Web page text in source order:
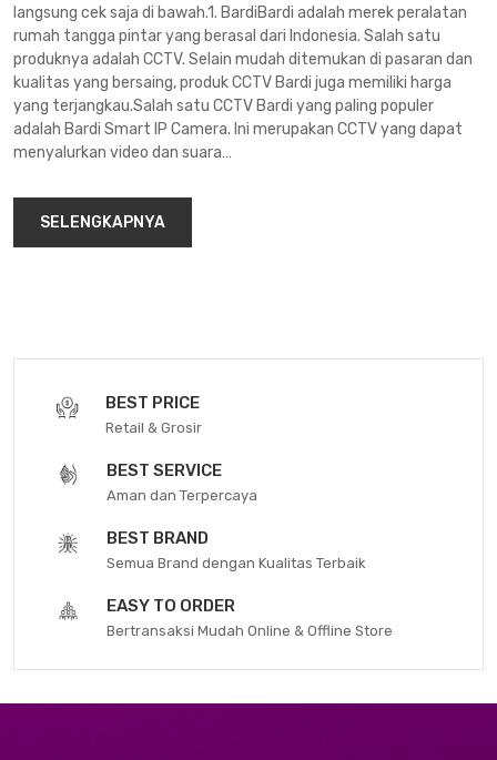
langsung cek saja di bawah.1. BardiBardi adalah merek peralatan
rumah tangga pintar yang berasal dari Indonesia. Salah satu
produknya adalah CCTV. Selain mudah ditemukan di pasaran dan
kualitas yang bersaing, produk CCTV Bardi juga memiliki harga
yang terjangkau.Salah satu CCTV Bardi yang paling populer
adalah Bardi Smart IP Camera. Ini merupakan CCTV yang dapat
menyalurkan video dan suara…
SELENGKAPNYA
BEST PRICE
Retail & Grosir
BEST SERVICE
Aman dan Terpercaya
BEST BRAND
Semua Brand dengan Kualitas Terbaik
EASY TO ORDER
Bertransaksi Mudah Online & Offline Store